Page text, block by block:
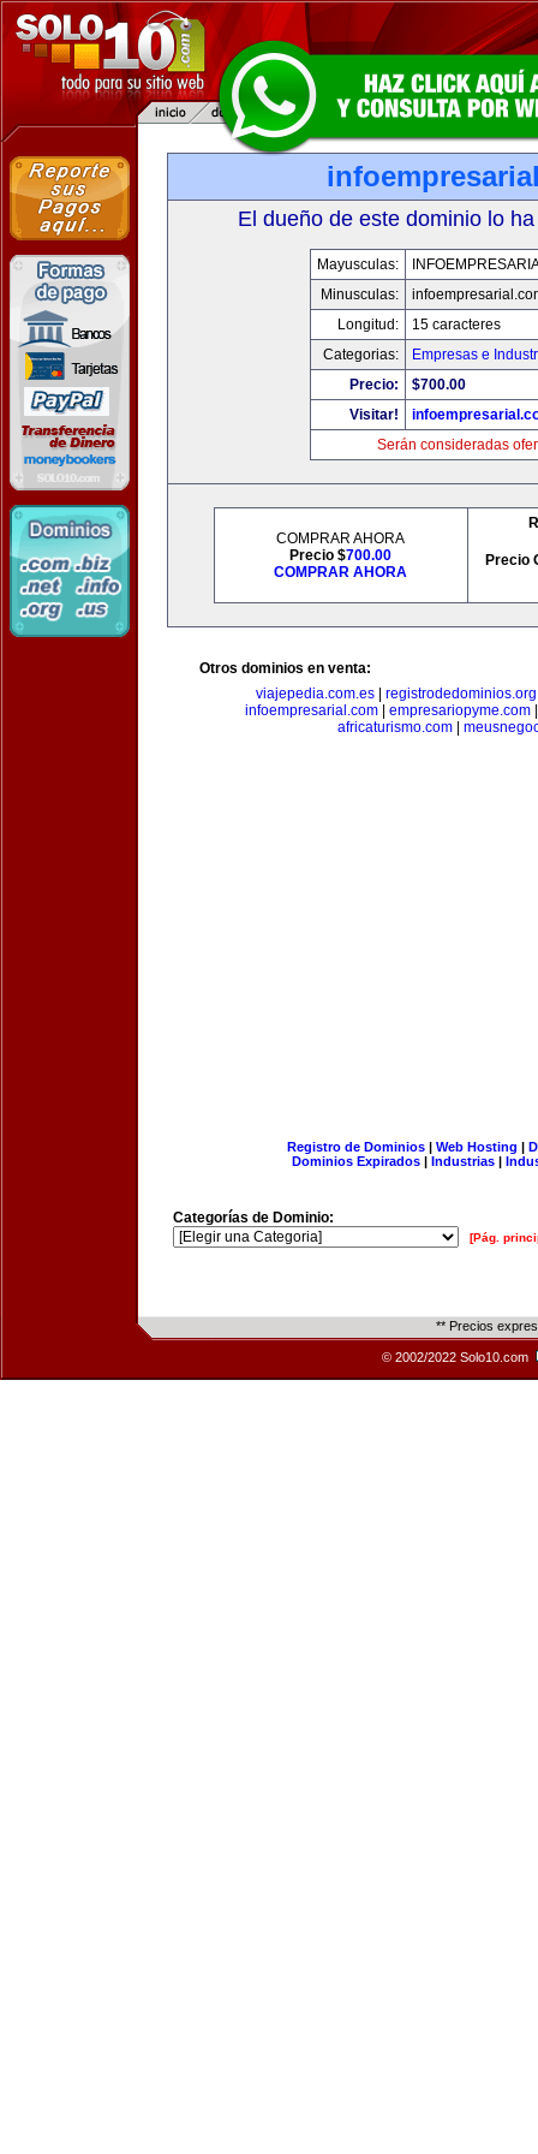
El dueño de este dominio lo
Mayusculas:
Minusculas:
Longitud:
15 caracteres
Categorias:
Empresas e
Precio:
$700.00
Visitar!
Serán consideradas
COMPRAR AHORA
Precio $700.00
COMPRAR AHORA
Precio
Otros dominios en venta:
viajepedia.com.es| registrodedominios.org
infoempresarial.com| empresariopyme.com
africaturismo.com|
Registro de Dominios| Web Hosting |
Dominios Expirados | Industrias |
Categorías de Dominio:
[Pág.
** Precios
© 2002/2022 Solo10.com